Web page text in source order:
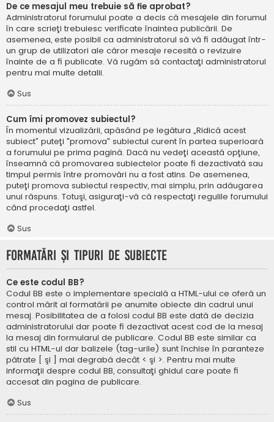
De ce mesajul meu trebuie să fie aprobat?
Administratorul forumului poate a decis că mesajele din forumul
în care scrieţi trebuiesc verificate înaintea publicării. De
asemenea, este posibil ca administratorul să vă fi adăugat într-
un grup de utilizatori ale căror mesaje recesită o revizuire
înainte de a fi publicate. Vă rugăm să contactaţi administratorul
pentru mai multe detalii.
Sus
Cum îmi promovez subiectul?
În momentul vizualizării, apăsând pe legătura „Ridică acest
subiect” puteţi "promova" subiectul curent în partea superioară
a forumului pe prima pagină. Dacă nu vedeţi această opţiune,
înseamnă că promovarea subiectelor poate fi dezactivată sau
timpul permis între promovări nu a fost atins. De asemenea,
puteţi promova subiectul respectiv, mai simplu, prin adăugarea
unui răspuns. Totuşi, asiguraţi-vă că respectaţi regulile forumului
când procedaţi astfel.
Sus
Formatări şi tipuri de subiecte
Ce este codul BB?
Codul BB este o implementare specială a HTML-ului ce oferă un
control mărit al formatării pe anumite obiecte din cadrul unui
mesaj. Posibilitatea de a folosi codul BB este dată de decizia
administratorului dar poate fi dezactivat acest cod de la mesaj
la mesaj din formularul de publicare. Codul BB este similar ca
stil cu HTML-ul dar balizele (tag-urile) sunt închise în paranteze
pătrate [ şi ] mai degrabă decât < şi >. Pentru mai multe
informaţii despre codul BB, consultaţi ghidul care poate fi
accesat din pagina de publicare.
Sus